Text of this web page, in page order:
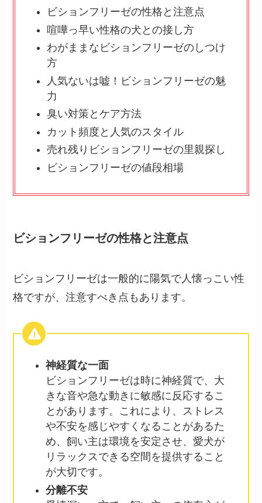
ビションフリーゼの性格と注意点
喧嘩っ早い性格の犬との接し方
わがままなビションフリーゼのしつけ
方
人気ないは嘘！ビションフリーゼの魅
力
臭い対策とケア方法
カット頻度と人気のスタイル
売れ残りビションフリーゼの里親探し
ビションフリーゼの値段相場
ビションフリーゼの性格と注意点
ビションフリーゼは一般的に陽気で人懐っこい性
格ですが、注意すべき点もあります。
神経質な一面
ビションフリーゼは時に神経質で、大
きな音や急な動きに敏感に反応するこ
とがあります。これにより、ストレス
や不安を感じやすくなることがあるた
め、飼い主は環境を安定させ、愛犬が
リラックスできる空間を提供すること
が大切です。
分離不安